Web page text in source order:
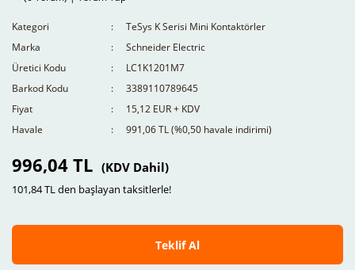
Kategori
TeSys K Serisi Mini Kontaktörler
Marka
Schneider Electric
Üretici Kodu
LC1K1201M7
Barkod Kodu
3389110789645
Fiyat
15,12 EUR + KDV
Havale
991,06 TL (%0,50 havale indirimi)
996,04 TL (KDV Dahil)
101,84 TL den başlayan taksitlerle!
Teklif Al